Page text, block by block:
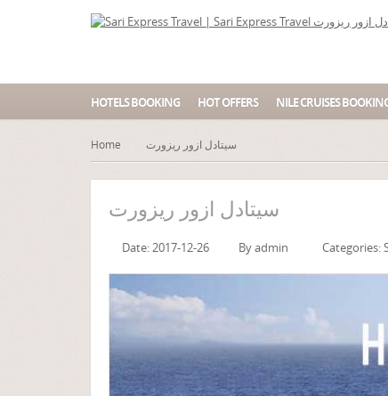
HOTELS BOOKING HOT OFFERS NILE CRUISES
Home سيتادل ازور ريزورت
سيتادل ازور ريزورت
Date: 2017-12-26 Byadmin Categories: